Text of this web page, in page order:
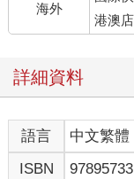
海外
港澳店
詳細資料
語言 中文繁體
ISBN